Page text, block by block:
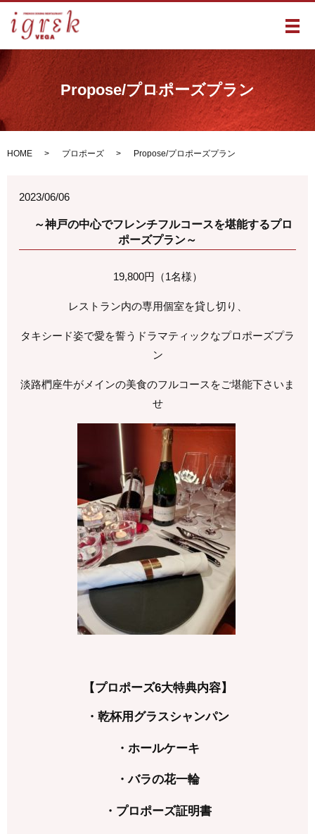
メ
Propose/プロポーズプラン
HOME プロポーズ Propose/プロポーズプラン
2023/06/06
～神戸の中心でフレンチフルコースを堪能するプロ
ポーズプラン～
19,800円（1名様）
レストラン内の専用個室を貸し切り、
タキシード姿で愛を誓うドラマティックなプロポーズプラ
ン
淡路椚座牛がメインの美食のフルコースをご堪能下さいま
せ
【プロポーズ6大特典内容】
・乾杯用グラスシャンパン
・ホールケーキ
・バラの花一輪
・プロポーズ証明書